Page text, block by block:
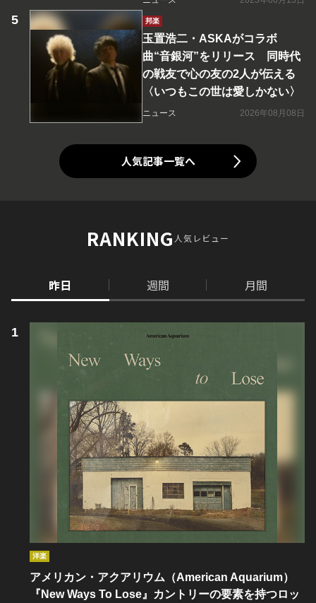
邦楽
玉置浩二・ASKAがコラボ
曲“音銀河”をリリース 同時代
の戦友で心の友の2人が伝える
〈いつもこの世は愛しかない〉
ニュース 2026年08月08日
人気記事一覧へ
RANKING人気レビュー
昨日 週間 月間
洋楽
アメリカン・アクアリウム（American Aquarium）
『New Ways To Lose』カントリーの要素を持つロッ